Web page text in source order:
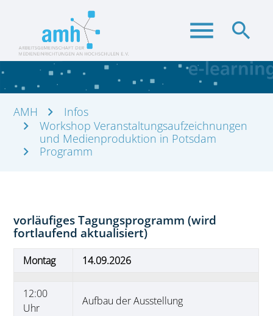
menu search
Suchbegriffe SUCHEN
AMH
Infos
Workshop Veranstaltungsaufzeichnungen
und Medienproduktion in Potsdam
Programm
vorläufiges Tagungsprogramm (wird
fortlaufend aktualisiert)
Montag 14.09.2026
12:00
Uhr
Aufbau der Ausstellung